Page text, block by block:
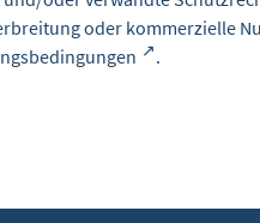
oder kommerzielle
.